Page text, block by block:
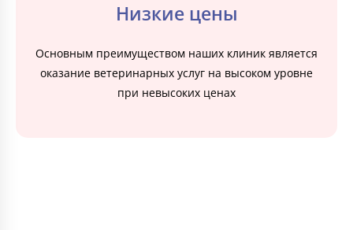
Низкие цены
Основным преимуществом наших клиник является
оказание ветеринарных услуг на высоком уровне
при невысоких ценах